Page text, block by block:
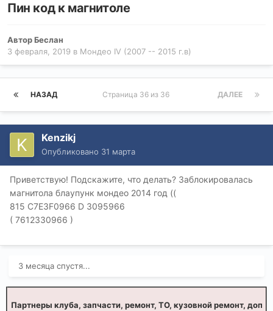
Пин код к магнитоле
АвторБеслан
3 февраля, 2019 в Мондео IV (2007 -- 2015 г.в)
НАЗАД ДАЛЕЕ
Страница 36 из 36
Kenzikj
Опубликовано 31 марта
Приветствую! Подскажите, что делать? Заблокировалась
магнитола блаупунк мондео 2014 год ((
815 C7E3F0966 D 3095966
( 7612330966 )
3 месяца спустя...
Партнеры клуба, запчасти, ремонт, ТО, кузовной ремонт, доп